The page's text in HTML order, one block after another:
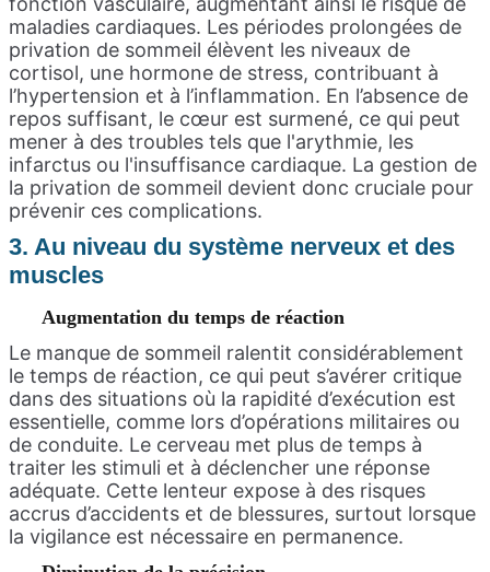
maladies cardiaques. Les périodes prolongées de
privation de sommeil élèvent les niveaux de
cortisol, une hormone de stress, contribuant à
l’hypertension et à l’inflammation. En l’absence de
repos suffisant, le cœur est surmené, ce qui peut
mener à des troubles tels que l'arythmie, les
infarctus ou l'insuffisance cardiaque. La gestion de
la privation de sommeil devient donc cruciale pour
prévenir ces complications.
3. Au niveau du système nerveux et des
muscles
Augmentation du temps de réaction
Le manque de sommeil ralentit considérablement
le temps de réaction, ce qui peut s’avérer critique
dans des situations où la rapidité d’exécution est
essentielle, comme lors d’opérations militaires ou
de conduite. Le cerveau met plus de temps à
traiter les stimuli et à déclencher une réponse
adéquate. Cette lenteur expose à des risques
accrus d’accidents et de blessures, surtout lorsque
la vigilance est nécessaire en permanence.